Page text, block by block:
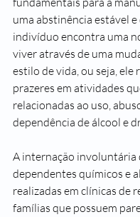
uma abstinência estável
indivíduo encontra uma
viver através de uma
estilo de vida, ou seja, ele
prazeres em atividades
relacionadas ao uso,
dependência de álcool e
A internação involuntária
dependentes químicos e
realizadas em clínicas de
famílias que possuem